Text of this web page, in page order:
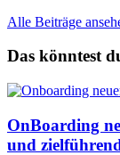
Alle Beiträge
Das könntest
OnBoarding
und